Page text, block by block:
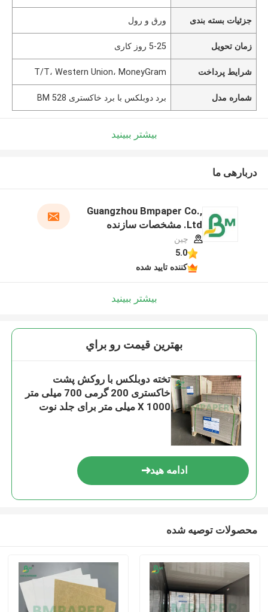
جزئیات بسته بندی ورق و رول
زمان تحویل 5-25 روز کاری
شرایط پرداخت T/T، Western Union، MoneyGram
شماره مدل برد دوبلکس با برد خاکستری BM 528
بیشتر ببینید
دربارهی ما
Guangzhou Bmpaper Co.,
Ltd. مشخصات سازنده
چین
5.0
کننده تایید شده
بیشتر ببینید
بهترين قيمت رو براي
تخته دوبلکس با روکش پشت
خاکستری 200 گرمی 700 میلی متر
X 1000 میلی متر برای جلد نوت
ادامه هید
محصولات توصیه شده